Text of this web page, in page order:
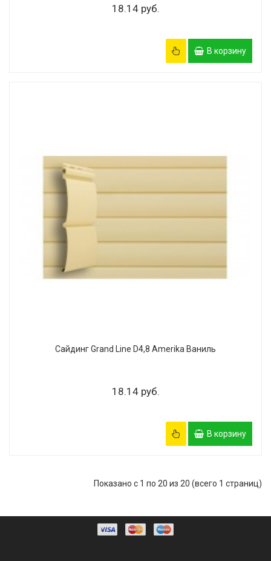
18.14 руб.
В корзину
Сайдинг Grand Line D4,8 Amerika Ваниль
18.14 руб.
В корзину
Показано с 1 по 20 из 20 (всего 1 страниц)